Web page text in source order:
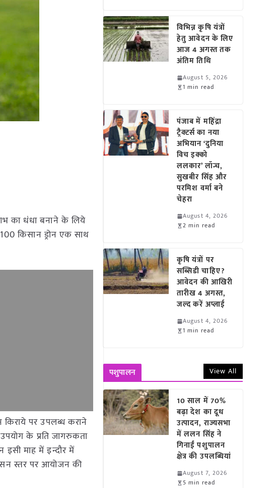
का धंधा बनाने के लिये
किसान ड्रोन एक साथ
पर उपलब्ध कराने
के प्रति जागरुकता
माह में इन्दौर में
स्तर पर आयोजन की
विभिन्न कृषि यंत्रों
हेतु आवेदन के लिए
आज 4 अगस्त तक
अंतिम तिथि
August 5, 2026
1 min read
पंजाब में महिंद्रा
ट्रैक्टर्स का नया
अभियान ‘दुनिया
विच इक्को
ललकार’ लॉन्च,
सुखबीर सिंह और
परमिश वर्मा बने
चेहरा
August 4, 2026
2 min read
कृषि यंत्रों पर
सब्सिडी चाहिए?
आवेदन की आखिरी
तारीख 4 अगस्त,
जल्द करें अप्लाई
August 4, 2026
1 min read
पशुपालन View All
10 साल में 70%
बढ़ा देश का दूध
उत्पादन, राज्यसभा
में ललन सिंह ने
गिनाईं पशुपालन
क्षेत्र की उपलब्धियां
August 7, 2026
5 min read